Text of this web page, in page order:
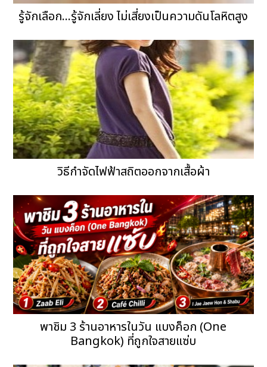
รู้จักเลือก...รู้จักเลี่ยง ไม่เสี่ยงเป็นความดันโลหิตสูง
วิธีกำจัดไฟฟ้าสถิตออกจากเสื้อผ้า
พาชิม 3 ร้านอาหารในวัน แบงค็อก (One
Bangkok) ที่ถูกใจสายแซ่บ